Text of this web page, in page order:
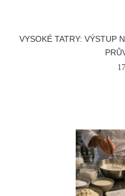
VYSOKÉ TATRY: VÝSTUP